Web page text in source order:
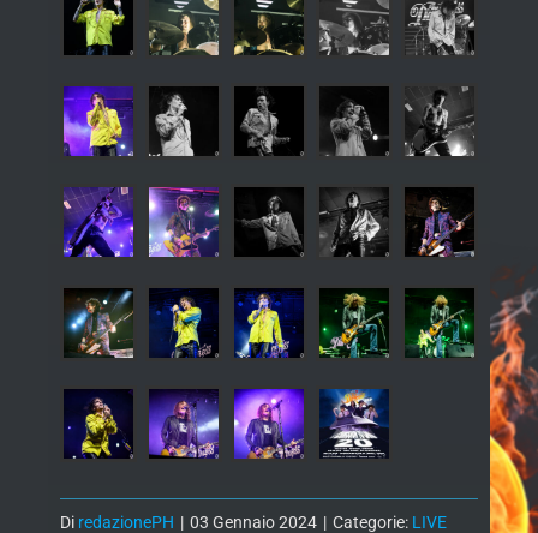
Di redazionePH | 03 Gennaio 2024 | Categorie: LIVE